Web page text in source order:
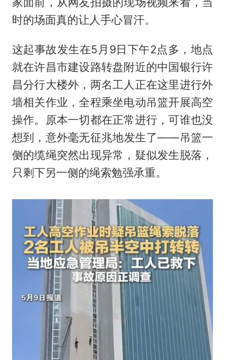
时的场面真的让人手心冒汗。
这起事故发生在5月9日下午2点多，地点
就在许昌市建设路转盘附近的中国银行许
昌分行大楼外，两名工人正在这里进行外
墙相关作业，全程乘坐电动吊篮开展高空
操作。原本一切都在正常进行，可谁也没
想到，意外毫无征兆地发生了——吊篮一
侧的缆绳突然出现异常，疑似发生脱落，
只剩下另一侧的绳索勉强承重。